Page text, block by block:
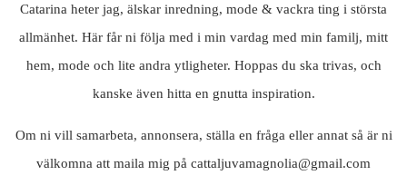
Catarina heter jag, älskar inredning, mode & vackra ting i största
allmänhet. Här får ni följa med i min vardag med min familj, mitt
hem, mode och lite andra ytligheter. Hoppas du ska trivas, och
kanske även hitta en gnutta inspiration.
Om ni vill samarbeta, annonsera, ställa en fråga eller annat så är ni
välkomna att maila mig på cattaljuvamagnolia@gmail.com